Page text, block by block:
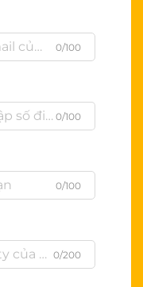
0/100
0/100
0/100
0/200